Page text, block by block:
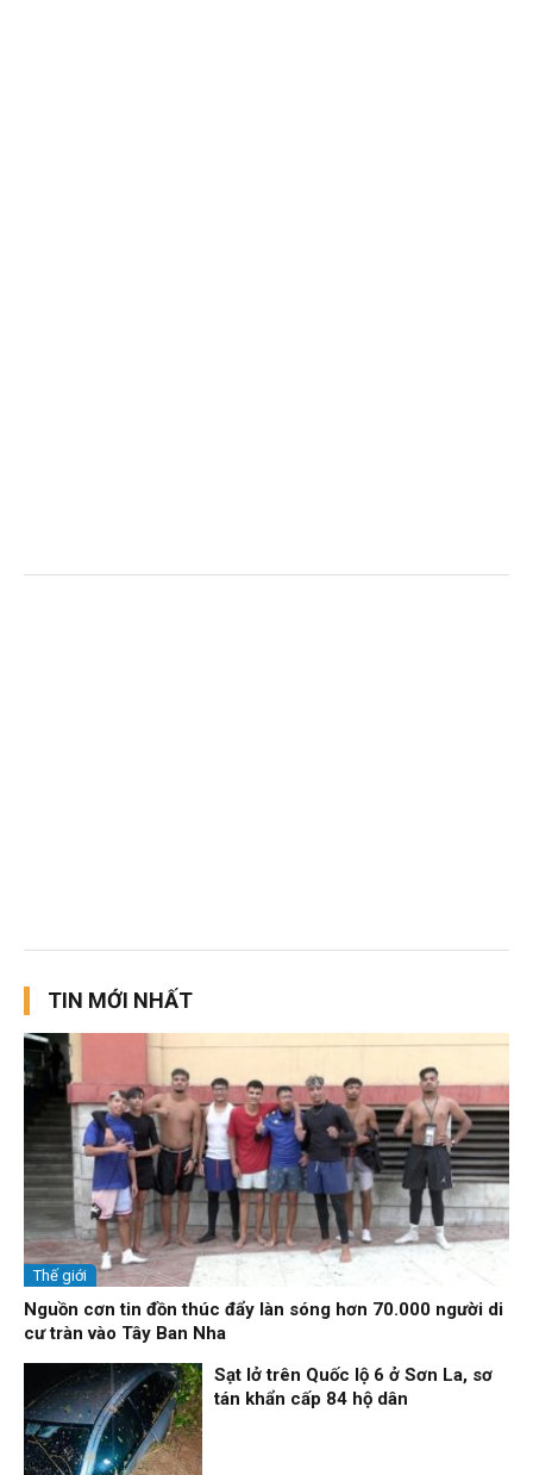
TIN MỚI NHẤT
Thế giới
Nguồn cơn tin đồn thúc đẩy làn sóng hơn 70.000 người di
cư tràn vào Tây Ban Nha
Sạt lở trên Quốc lộ 6 ở Sơn La, sơ
tán khẩn cấp 84 hộ dân